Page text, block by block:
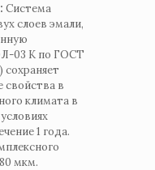
Система
слоев эмали,
03 К по ГОСТ
сохраняет
в
климата в
1 года.
мкм.